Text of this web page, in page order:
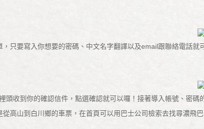
只要寫入你想要的密碼、中文名字翻譯以及email跟聯絡電話就
頭收到你的確認信件，點選確認就可以囉！接著導入帳號、密碼
高山到白川鄉的車票，在首頁可以用巴士公司檢索去找尋濃飛巴